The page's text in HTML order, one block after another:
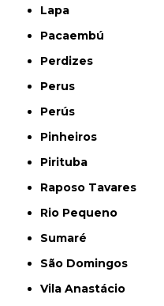
Lapa
Pacaembú
Perdizes
Perus
Perús
Pinheiros
Pirituba
Raposo Tavares
Rio Pequeno
Sumaré
São Domingos
Vila Anastácio